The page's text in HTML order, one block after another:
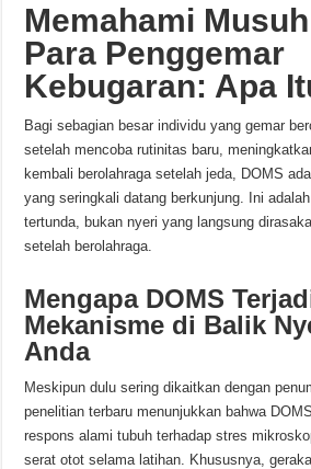
Memahami
Para Penggemar
Kebugaran: Apa
Bagi sebagian besar individu yang gemar
setelah mencoba rutinitas baru,
kembali berolahraga setelah jeda, DOMS
yang seringkali datang berkunjung. Ini
tertunda, bukan nyeri yang langsung
setelah berolahraga.
Mengapa DOMS
Mekanisme di Balik
Anda
Meskipun dulu sering dikaitkan dengan
penelitian terbaru menunjukkan bahwa
respons alami tubuh terhadap stres
serat otot selama latihan. Khususnya,